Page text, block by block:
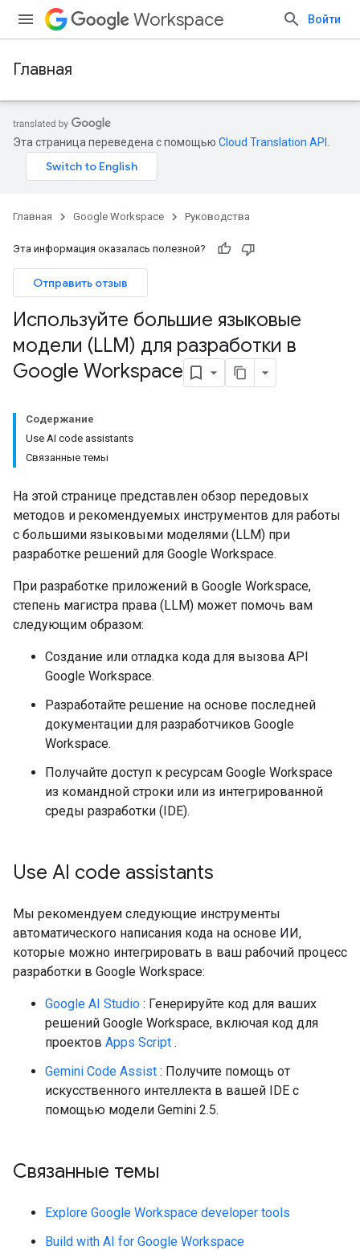
Workspace Войти
Главная
Эта страница переведена с помощью Cloud Translation API
Главная Google Workspace Руководства
Эта информация оказалась полезной?
Отправить отзыв
Используйте большие языковые
модели (LLM) для разработки в
Google Workspace
Содержание
Use AI code assistants
Связанные темы
На этой странице представлен обзор передовых
методов и рекомендуемых инструментов для работы
с большими языковыми моделями (LLM) при
разработке решений для Google Workspace.
При разработке приложений в Google Workspace,
степень магистра права (LLM) может помочь вам
следующим образом:
Создание или отладка кода для вызова API
Google Workspace.
Разработайте решение на основе последней
документации для разработчиков Google
Workspace.
Получайте доступ к ресурсам Google Workspace
из командной строки или из интегрированной
среды разработки (IDE).
Use AI code assistants
Мы рекомендуем следующие инструменты
автоматического написания кода на основе ИИ,
которые можно интегрировать в ваш рабочий процесс
разработки в Google Workspace:
Google AI Studio : Генерируйте код для ваших
решений Google Workspace, включая код для
проектов Apps Script .
Gemini Code Assist : Получите помощь от
искусственного интеллекта в вашей IDE с
помощью модели Gemini 2.5.
Связанные темы
Explore Google Workspace developer tools
Build with AI for Google Workspace